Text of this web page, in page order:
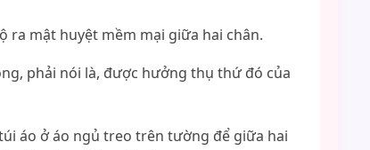
ra mật huyệt mềm mại giữa hai chân.
phải nói là, được hưởng thụ thứ đó của
áo ở áo ngủ treo trên tường để giữa hai